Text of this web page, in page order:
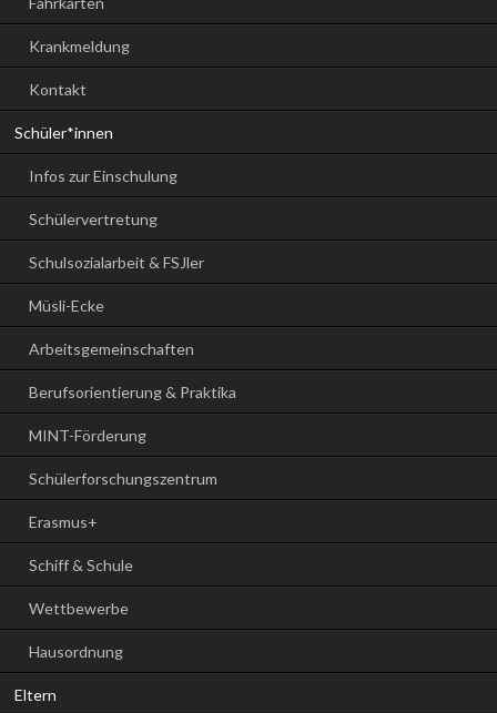
Krankmeldung
Kontakt
Schüler*innen
Infos zur Einschulung
Schülervertretung
Schulsozialarbeit & FSJler
Müsli-Ecke
Arbeitsgemeinschaften
Berufsorientierung & Praktika
MINT-Förderung
Schülerforschungszentrum
Erasmus+
Schiff & Schule
Wettbewerbe
Hausordnung
Eltern